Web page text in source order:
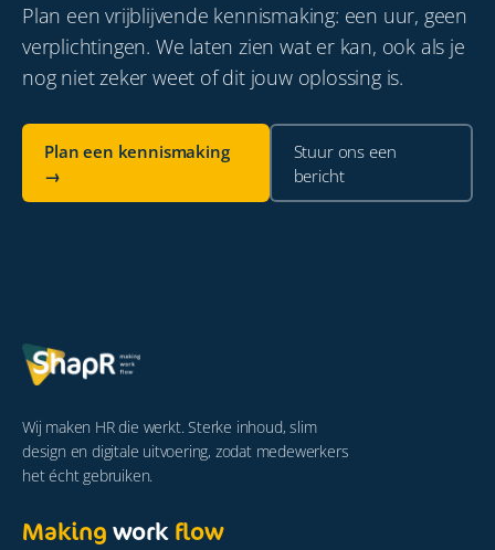
Plan een vrijblijvende kennismaking: een uur, geen
verplichtingen. We laten zien wat er kan, ook als je
nog niet zeker weet of dit jouw oplossing is.
Plan een kennismaking
→
Stuur ons een
bericht
Wij maken HR die werkt. Sterke inhoud, slim
design en digitale uitvoering, zodat medewerkers
het écht gebruiken.
Makingworkflow